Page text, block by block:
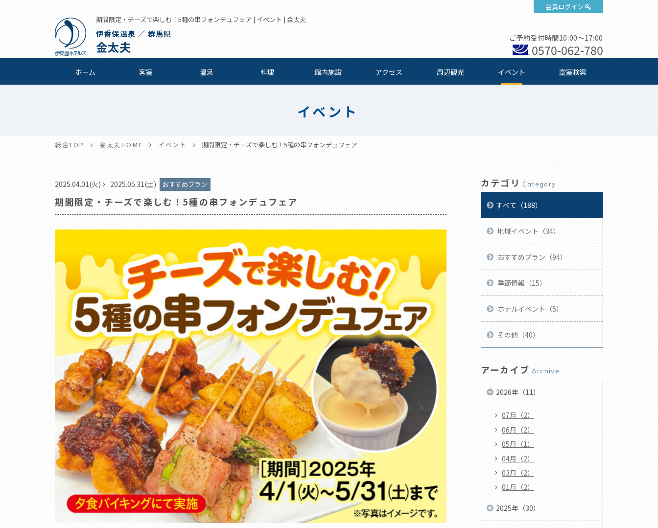
会員ログイン
期間限定・チーズで楽しむ！5種の串フォンデュフェア | イベント | 金太夫
伊香保温泉 ／ 群馬県
金太夫
ご予約受付時間10:00～17:00
0570-062-780
ホーム 客室 温泉 料理 館内施設 アクセス 周辺観光 イベント 空室検索
イベント
総合TOP 金太夫HOME イベント 期間限定・チーズで楽しむ！5種の串フォンデュフェア
2025.04.01(火) 2025.05.31(土) おすすめプラン
期間限定・チーズで楽しむ！5種の串フォンデュフェア
カテゴリ Category
すべて（188）
地域イベント（34）
おすすめプラン（94）
季節情報（15）
ホテルイベント（5）
その他（40）
アーカイブ Archive
2026年（11）
07月（2）
06月（2）
05月（1）
04月（2）
03月（2）
01月（2）
2025年（30）